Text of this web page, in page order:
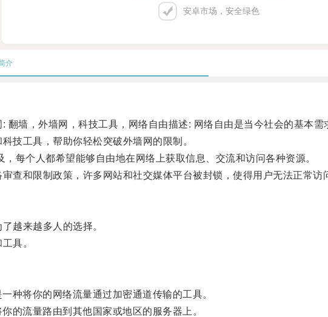
安卓市场，安全绿色
介
墙，外墙网，科技工具，网络自由描述: 网络自由是当今社会的基本需
工具，帮助你轻松突破外墙网的限制。
个人都希望能够自由地在网络上获取信息、交流和访问各种资源。
和限制政策，许多网站和社交媒体平台被封锁，使得用户无法正常访
越来越多人的选择。
具。
将你的网络流量通过加密通道传输的工具。
流量路由到其他国家或地区的服务器上。